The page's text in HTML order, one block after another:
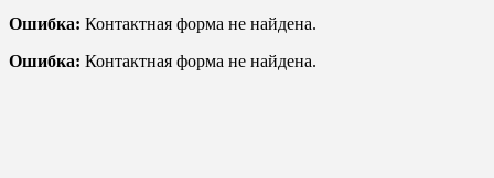
Ошибка: Контактная форма не найдена.
Ошибка: Контактная форма не найдена.